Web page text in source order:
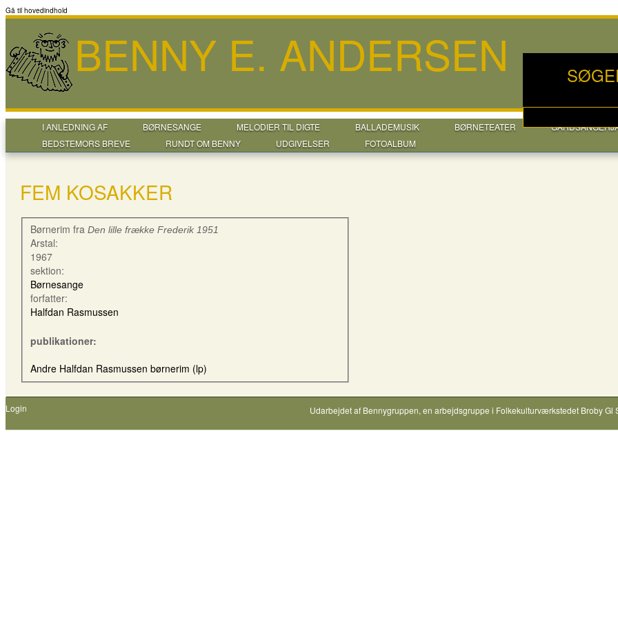
Gå til hovedindhold
BENNY E. ANDERSEN
I ANLEDNING AF BØRNESANGE MELODIER TIL DIGTE BALLADEMUSIK BØRNETEATER
BEDSTEMORS BREVE
RUNDT OM BENNY UDGIVELSER FOTOALBUM
FEM KOSAKKER
Børnerim fra Den lille frække Frederik 1951
Arstal:
1967
sektion:
Børnesange
forfatter:
Halfdan Rasmussen
publikationer:
Andre Halfdan Rasmussen børnerim (lp)
Login Udarbejdet af Bennygruppen, en arbejdsgruppe i Folkekulturværkstedet Broby Gl